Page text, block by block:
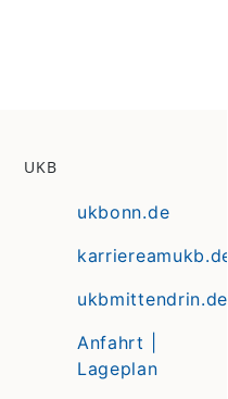
UKB
ukbonn.de
karriereamukb.de
ukbmittendrin.de
Anfahrt |
Lageplan